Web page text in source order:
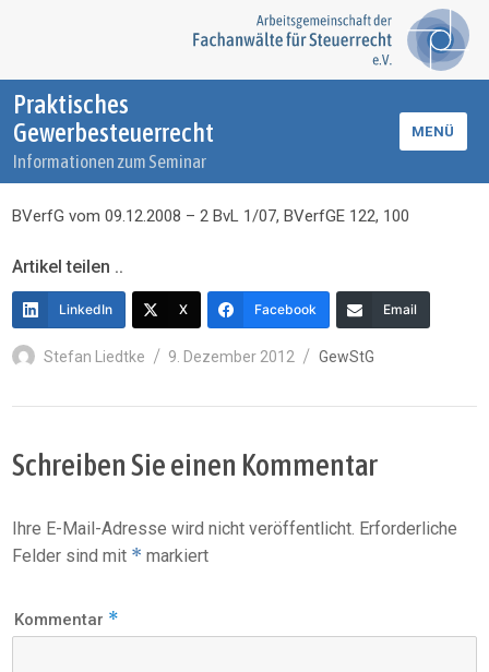
Praktisches
Gewerbesteuerrecht
Informationen zum Seminar
MENÜ
BVerfG vom 09.12.2008 – 2 BvL 1/07, BVerfGE 122, 100
Artikel teilen ..
LinkedIn X Facebook Email
Autor
Stefan Liedtke
Veröffentlicht
9. Dezember 2012 Kategorien
GewStG
Schreiben Sie einen Kommentar
Ihre E-Mail-Adresse wird nicht veröffentlicht. Erforderliche
Felder sind mit * markiert
Kommentar *